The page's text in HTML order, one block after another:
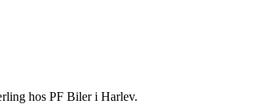
hos PF Biler i Harlev.